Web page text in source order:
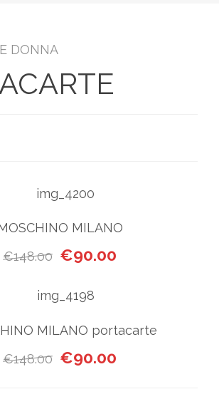
DONNA
MILANO
€148.00 Il prezzo originale era:
€90.00
MILANO portacarte
€148.00 Il prezzo originale era:
€90.00